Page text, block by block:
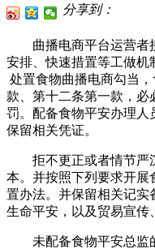
分享到：
曲播电商平台运营者接
安排、快速措置等工做机
处置食物曲播电商勾当
款、第十二条第一款，必
罚。配备食物平安办理
保留相关凭证。
拒不更正或者情节严沉
本。并按照下列要求开
置办法。并保留相关记实
生命平安，以及贸易宣传
未配备食物平安总监的